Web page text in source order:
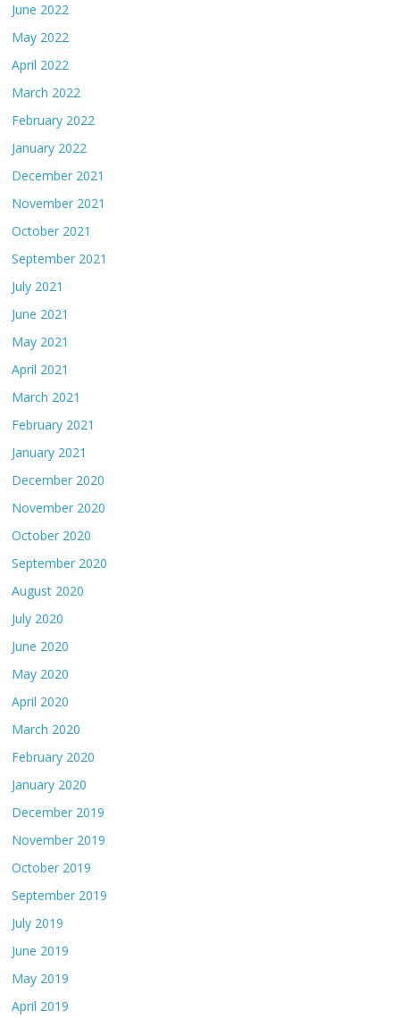
June 2022
May 2022
April 2022
March 2022
February 2022
January 2022
December 2021
November 2021
October 2021
September 2021
July 2021
June 2021
May 2021
April 2021
March 2021
February 2021
January 2021
December 2020
November 2020
October 2020
September 2020
August 2020
July 2020
June 2020
May 2020
April 2020
March 2020
February 2020
January 2020
December 2019
November 2019
October 2019
September 2019
July 2019
June 2019
May 2019
April 2019